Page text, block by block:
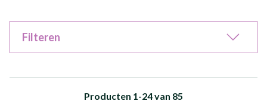
Filteren
Producten 1-24van 85